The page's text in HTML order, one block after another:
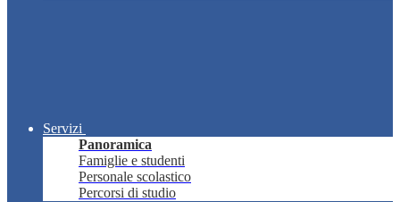
Servizi
Panoramica
Famiglie e studenti
Personale scolastico
Percorsi di studio